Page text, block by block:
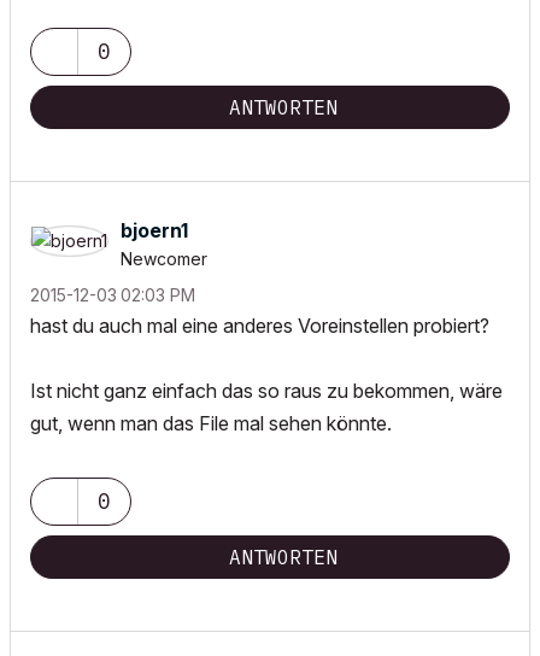
0
ANTWORTEN
bjoern1
Newcomer
‎2015-12-03 02:03 PM
hast du auch mal eine anderes Voreinstellen probiert?
Ist nicht ganz einfach das so raus zu bekommen, wäre
gut, wenn man das File mal sehen könnte.
0
ANTWORTEN